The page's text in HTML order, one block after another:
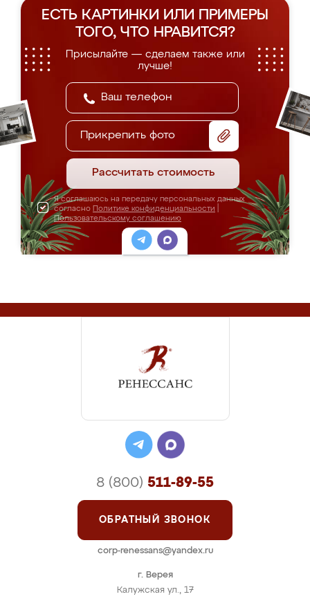
ЕСТЬ КАРТИНКИ ИЛИ ПРИМЕРЫ
ТОГО, ЧТО НРАВИТСЯ?
Присылайте — сделаем также или
лучше!
Прикрепить фото
Рассчитать стоимость
Я соглашаюсь на передачу персональных данных
согласно Политике конфиденциальности
Пользовательскому соглашению
г. Верея
Калужская ул., 17
8 (800) 511-89-55
ОБРАТНЫЙ ЗВОНОК
corp-renessans@yandex.ru